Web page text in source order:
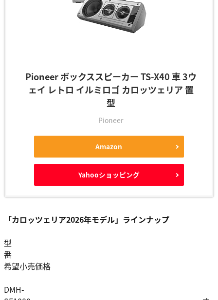
Pioneer ボックススピーカー TS-X40 車 3ウ
ェイ レトロ イルミロゴ カロッツェリア 置
型
Pioneer
Amazon
Yahooショッピング
「カロッツェリア2026年モデル」ラインナップ
型
番
希望小売価格
DMH-